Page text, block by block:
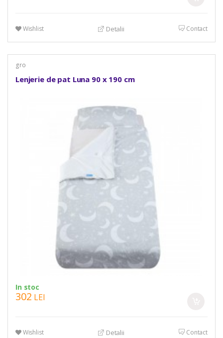
Wishlist Detalii Contact
gro
Lenjerie de pat Luna 90 x 190 cm
In stoc
302 LEI
Wishlist Detalii Contact